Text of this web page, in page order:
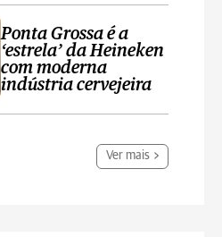
Ponta Grossa é a
‘estrela’ da Heineken
com moderna
indústria cervejeira
Ver mais